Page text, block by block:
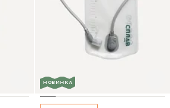
НОВИНКА